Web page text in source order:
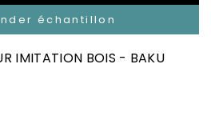
échantillon
IMITATION BOIS - BAKU